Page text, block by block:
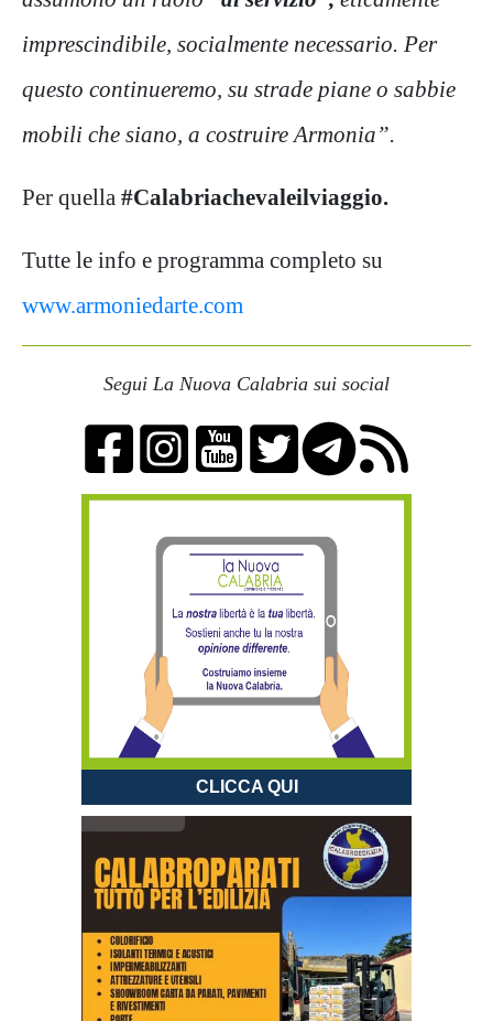
imprescindibile, socialmente necessario. Per
questo continueremo, su strade piane o sabbie
mobili che siano, a costruire Armonia”.
Per quella #Calabriachevaleilviaggio.
Tutte le info e programma completo su
www.armoniedarte.com
Segui La Nuova Calabria sui social
CLICCA QUI